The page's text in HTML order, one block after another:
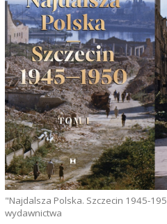
"Najdalsza Polska. Szczecin 1945-
wydawnictwa